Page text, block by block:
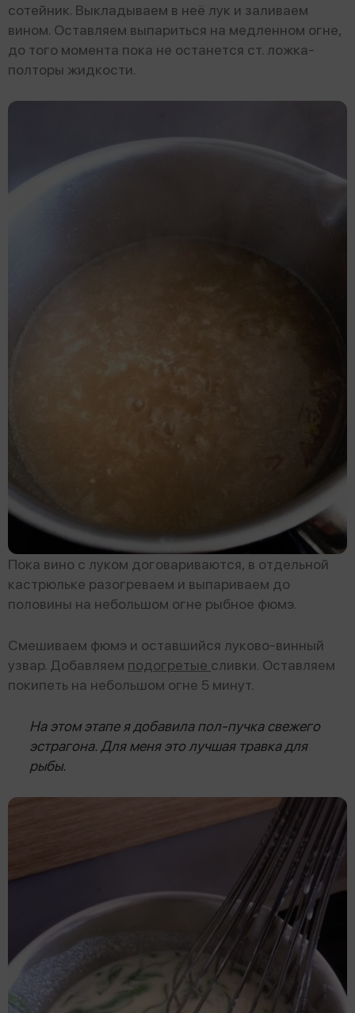
сотейник. Выкладываем в неё лук и заливаем
вином. Оставляем выпариться на медленном огне,
до того момента пока не останется ст. ложка-
полторы жидкости.
Пока вино с луком договариваются, в отдельной
кастрюльке разогреваем и выпариваем до
половины на небольшом огне рыбное фюмэ.
Смешиваем фюмэ и оставшийся луково-винный
узвар. Добавляем подогретые сливки. Оставляем
покипеть на небольшом огне 5 минут.
На этом этапе я добавила пол-пучка свежего
эстрагона. Для меня это лучшая травка для
рыбы.